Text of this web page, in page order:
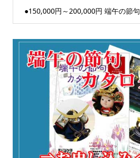
●150,000円～200,000円 端午の節句